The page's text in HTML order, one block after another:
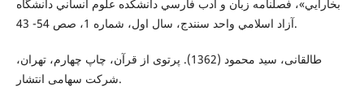
بخارايي»، فصلنامه زبان و ادب فارسي دانشكده علوم انساني دانشگاه
آزاد اسلامي واحد سنندج، سال اول، شماره 1، صص 54- 43.
طالقانی، سید محمود (1362). پرتوی از قرآن، چاپ چهارم، تهران،
شرکت سهامی انتشار.